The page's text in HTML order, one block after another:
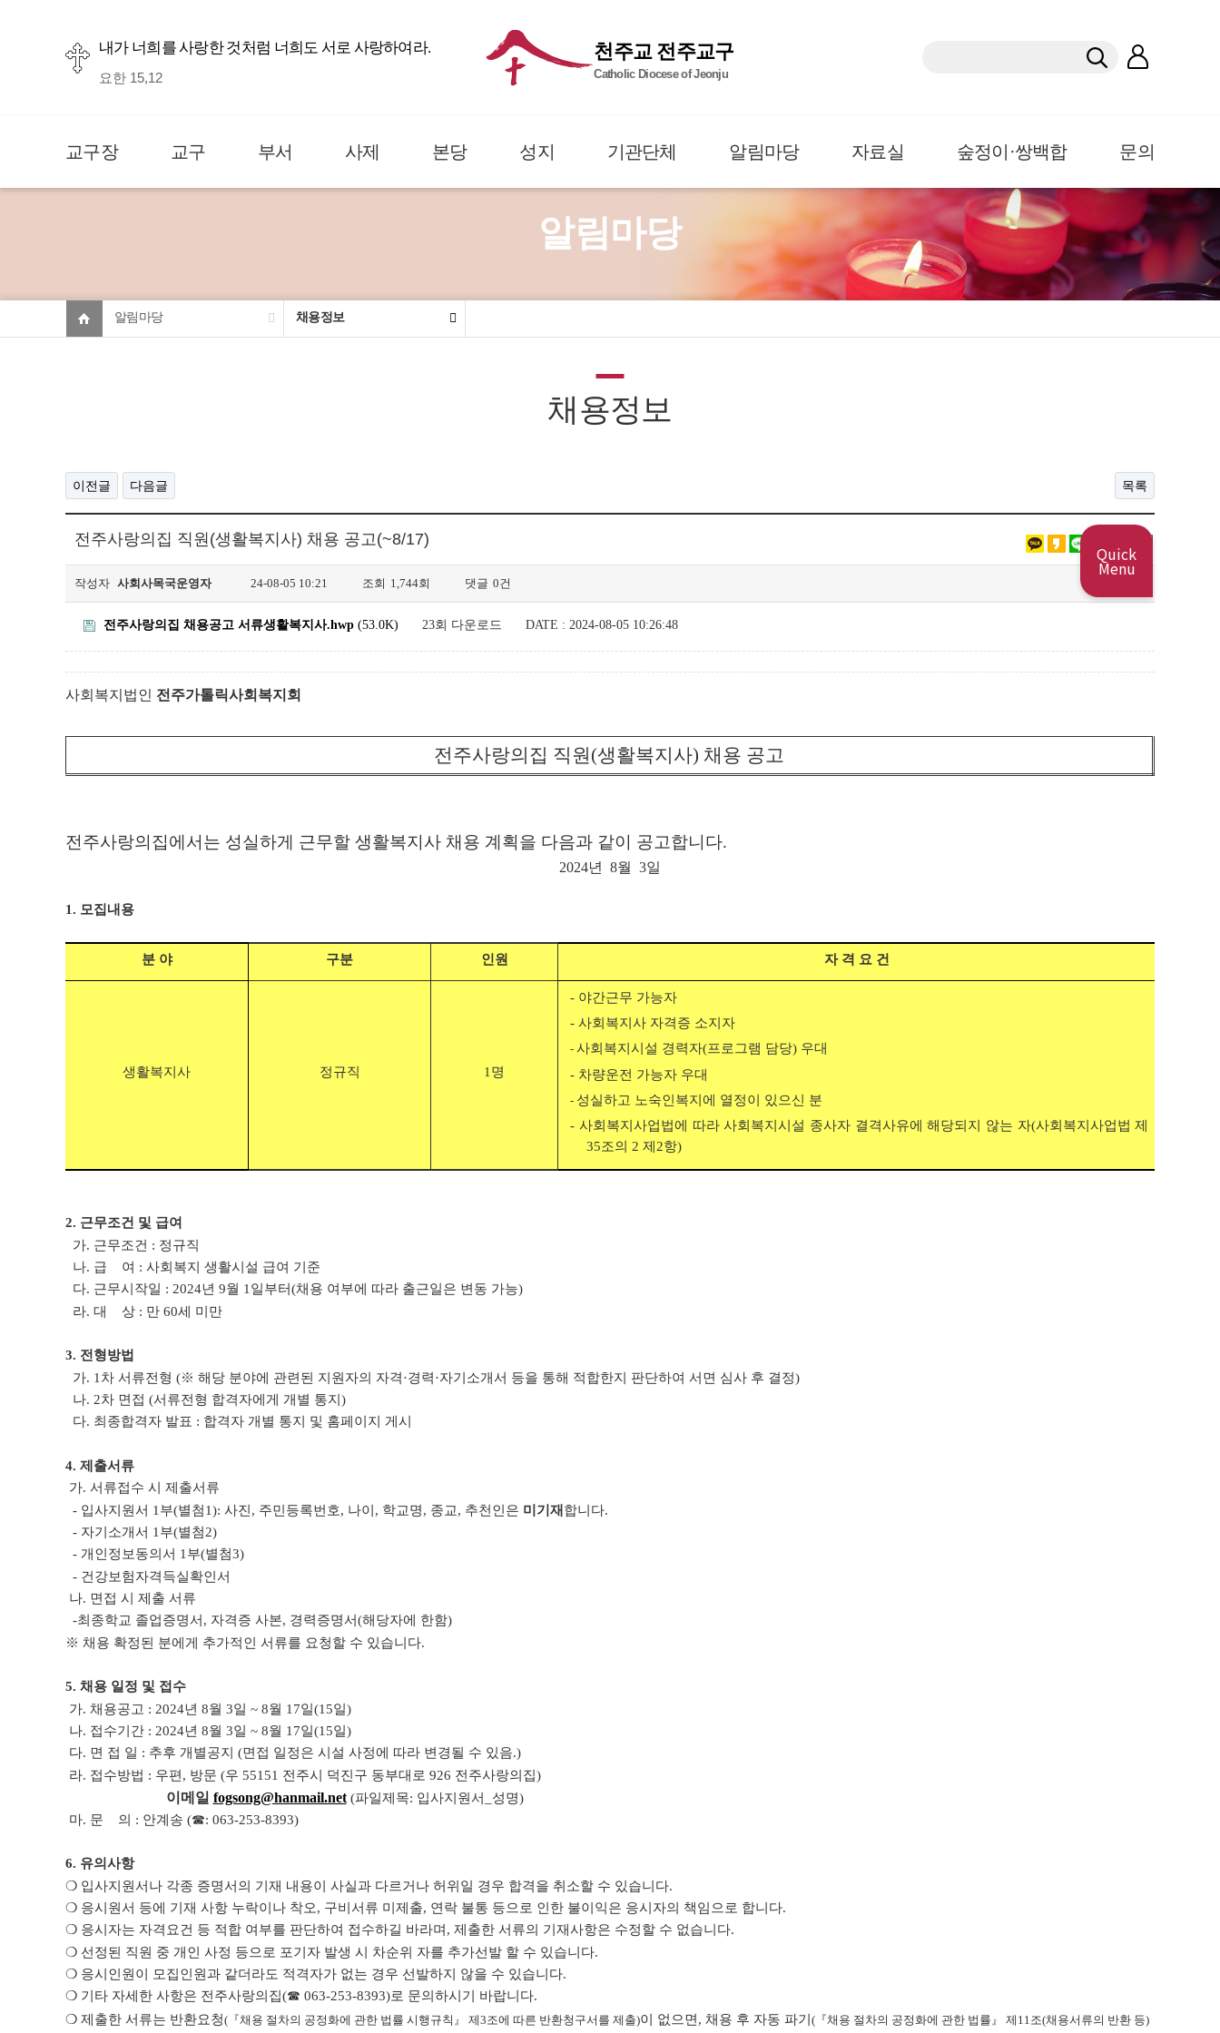
Quick
Menu
내가 너희를 사랑한 것처럼 너희도 서로 사랑하여라.
요한 15,12
천주교 전주교구
Catholic Diocese of Jeonju
교구장 교구 부서 사제 본당 성지 기관단체 알림마당 자료실 숲정이·쌍백합 문의
알림마당
알림마당 채용정보
채용정보
이전글 다음글 목록
전주사랑의집 직원(생활복지사) 채용 공고(~8/17)
작성자 사회사목국운영자 24-08-05 10:21 조회 1,744회 댓글 0건
전주사랑의집 채용공고 서류생활복지사.hwp (53.0K) 23회 다운로드 DATE : 2024-08-05 10:26:48
사회복지법인 전주가톨릭사회복지회
전주사랑의집 직원(생활복지사) 채용 공고
전주사랑의집에서는 성실하게 근무할 생활복지사 채용 계획을 다음과 같이 공고합니다.
2024년 8월 3일
1. 모집내용
분 야 구분 인원 자 격 요 건
생활복지사 정규직 1명
- 야간근무 가능자
- 사회복지사 자격증 소지자
-사회복지시설 경력자(프로그램 담당) 우대
- 차량운전 가능자 우대
- 성실하고 노숙인복지에 열정이 있으신 분
- 사회복지사업법에 따라 사회복지시설 종사자 결격사유에 해당되지 않는 자(사회복지사업법 제
35조의 2 제2항)
2. 근무조건 및 급여
가. 근무조건 : 정규직
나. 급 여 : 사회복지 생활시설 급여 기준
다. 근무시작일 : 2024년 9월 1일부터(채용 여부에 따라 출근일은 변동 가능)
라. 대 상 : 만 60세 미만
3. 전형방법
가. 1차 서류전형 (※ 해당 분야에 관련된 지원자의 자격·경력·자기소개서 등을 통해 적합한지 판단하여 서면 심사 후 결정)
나. 2차 면접 (서류전형 합격자에게 개별 통지)
다. 최종합격자 발표 : 합격자 개별 통지 및 홈페이지 게시
4. 제출서류
가. 서류접수 시 제출서류
- 입사지원서 1부(별첨1): 사진, 주민등록번호, 나이, 학교명, 종교, 추천인은 미기재합니다.
- 자기소개서 1부(별첨2)
- 개인정보동의서 1부(별첨3)
- 건강보험자격득실확인서
나. 면접 시 제출 서류
-최종학교 졸업증명서, 자격증 사본, 경력증명서(해당자에 한함)
※ 채용 확정된 분에게 추가적인 서류를 요청할 수 있습니다.
5. 채용 일정 및 접수
가. 채용공고 : 2024년 8월 3일 ~ 8월 17일(15일)
나. 접수기간 : 2024년 8월 3일 ~ 8월 17일(15일)
다. 면 접 일 : 추후 개별공지 (면접 일정은 시설 사정에 따라 변경될 수 있음.)
라. 접수방법 : 우편, 방문 (우 55151 전주시 덕진구 동부대로 926 전주사랑의집)
이메일 fogsong@hanmail.net (파일제목: 입사지원서_성명)
마. 문 의 : 안계송 (☎: 063-253-8393)
6. 유의사항
❍ 입사지원서나 각종 증명서의 기재 내용이 사실과 다르거나 허위일 경우 합격을 취소할 수 있습니다.
❍ 응시원서 등에 기재 사항 누락이나 착오, 구비서류 미제출, 연락 불통 등으로 인한 불이익은 응시자의 책임으로 합니다.
❍ 응시자는 자격요건 등 적합 여부를 판단하여 접수하길 바라며, 제출한 서류의 기재사항은 수정할 수 없습니다.
❍ 선정된 직원 중 개인 사정 등으로 포기자 발생 시 차순위 자를 추가선발 할 수 있습니다.
❍ 응시인원이 모집인원과 같더라도 적격자가 없는 경우 선발하지 않을 수 있습니다.
❍ 기타 자세한 사항은 전주사랑의집(☎ 063-253-8393)로 문의하시기 바랍니다.
❍ 제출한 서류는 반환요청(『채용 절차의 공정화에 관한 법률 시행규칙』 제3조에 따른 반환청구서를 제출)이 없으면, 채용 후 자동 파기 (『채용 절차의 공정화에 관한 법률』 제11조(채용서류의 반환 등)